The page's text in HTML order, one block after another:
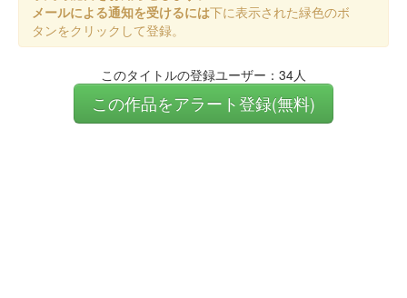
メールによる通知を受けるには下に表示された緑色のボ
タンをクリックして登録。
このタイトルの登録ユーザー：34人
この作品をアラート登録(無料)